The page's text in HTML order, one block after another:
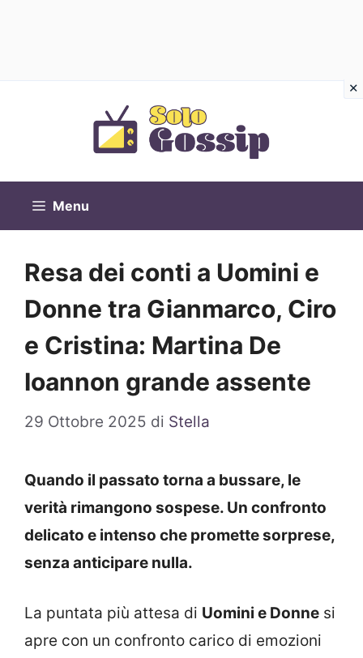
Menu
Resa dei conti a Uomini e
Donne tra Gianmarco, Ciro
e Cristina: Martina De
Ioannon grande assente
29 Ottobre 2025 di Stella
Quando il passato torna a bussare, le
verità rimangono sospese. Un confronto
delicato e intenso che promette sorprese,
senza anticipare nulla.
La puntata più attesa di Uomini e Donne si
apre con un confronto carico di emozioni